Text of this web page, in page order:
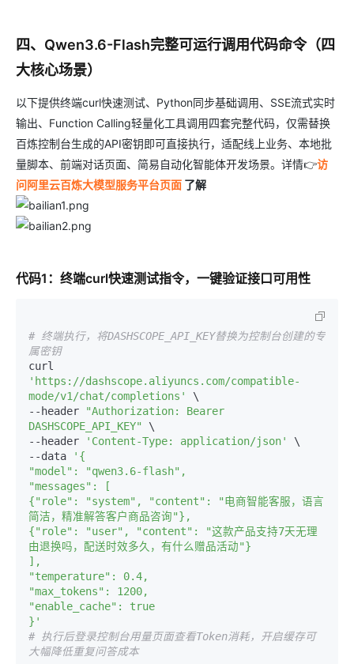
四、Qwen3.6-Flash完整可运行调用代码命令（四
大核心场景）
以下提供终端curl快速测试、Python同步基础调用、SSE流式实时
输出、Function Calling轻量化工具调用四套完整代码，仅需替换
百炼控制台生成的API密钥即可直接执行，适配线上业务、本地批
量脚本、前端对话页面、简易自动化智能体开发场景。详情👉访
问阿里云百炼大模型服务平台页面 了解
代码1：终端curl快速测试指令，一键验证接口可用性
# 终端执行，将DASHSCOPE_API_KEY替换为控制台创建的专
属密钥
'https://dashscope.aliyuncs.com/compatible-
mode/v1/chat/completions'
\
--header
"Authorization: Bearer
DASHSCOPE_API_KEY"
\
--header
'Content-Type: application/json'
\
--data
'{
"model": "qwen3.6-flash",
"messages": [
{"role": "system", "content": "电商智能客服，语言
简洁，精准解答客户商品咨询"},
{"role": "user", "content": "这款产品支持7天无理
由退换吗，配送时效多久，有什么赠品活动"}
],
"temperature": 0.4,
"max_tokens": 1200,
"enable_cache": true
}'
# 执行后登录控制台用量页面查看Token消耗，开启缓存可
大幅降低重复问答成本